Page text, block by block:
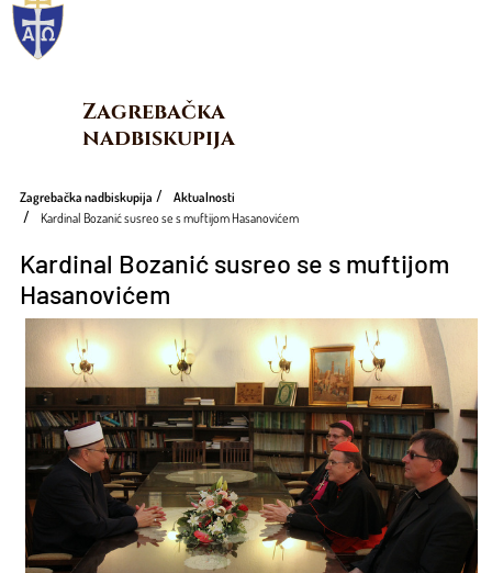
Zagrebačka
nadbiskupija
Zagrebačka nadbiskupija
Aktualnosti
Kardinal Bozanić susreo se s muftijom Hasanovićem
Kardinal Bozanić susreo se s muftijom
Hasanovićem